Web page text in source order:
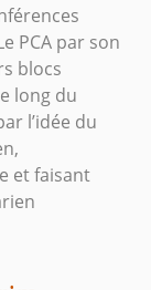
PCA par son
blocs
long du
l’idée du
et faisant